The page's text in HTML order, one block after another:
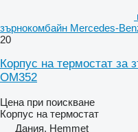
зърнокомбайн Mercedes-
20
Корпус на термостат за
OM352
Цена при поискване
Корпус на термостат
Дания, Hemmet